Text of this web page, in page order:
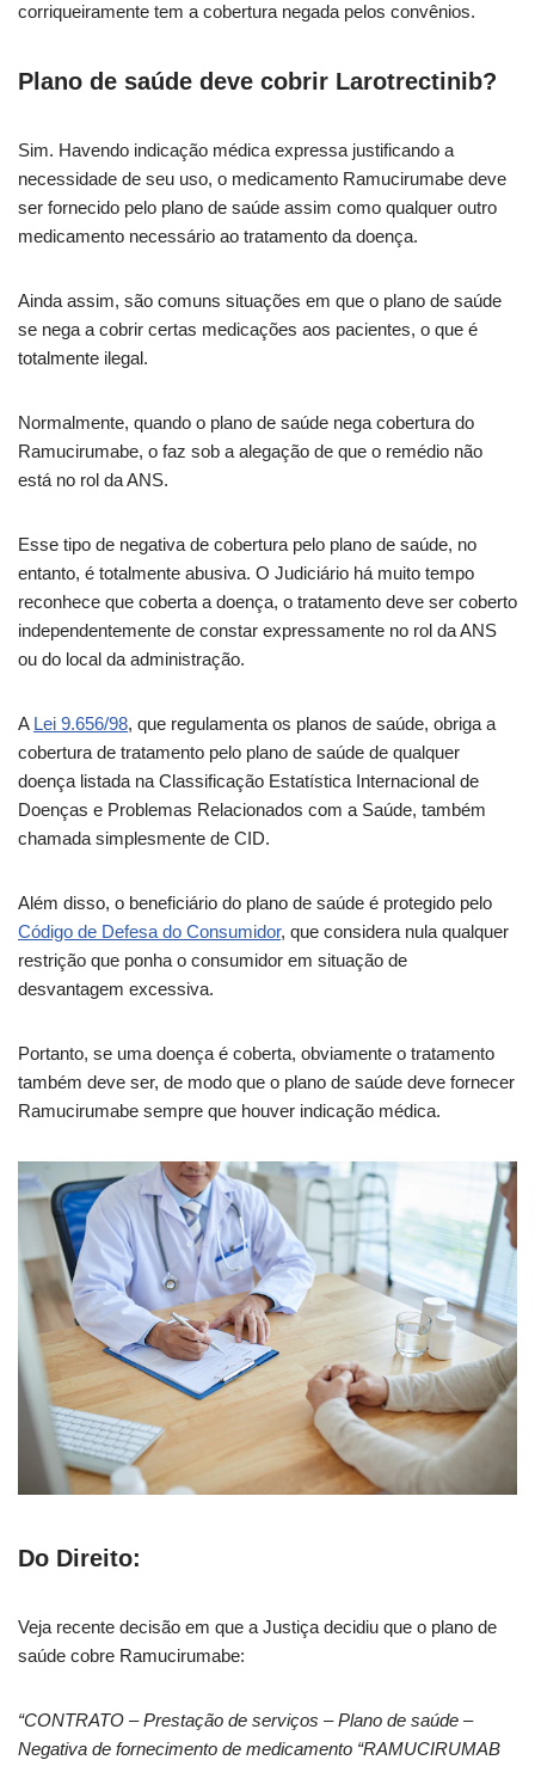
corriqueiramente tem a cobertura negada pelos convênios.
Plano de saúde deve cobrir Larotrectinib?
Sim. Havendo indicação médica expressa justificando a
necessidade de seu uso, o medicamento Ramucirumabe deve
ser fornecido pelo plano de saúde assim como qualquer outro
medicamento necessário ao tratamento da doença.
Ainda assim, são comuns situações em que o plano de saúde
se nega a cobrir certas medicações aos pacientes, o que é
totalmente ilegal.
Normalmente, quando o plano de saúde nega cobertura do
Ramucirumabe, o faz sob a alegação de que o remédio não
está no rol da ANS.
Esse tipo de negativa de cobertura pelo plano de saúde, no
entanto, é totalmente abusiva. O Judiciário há muito tempo
reconhece que coberta a doença, o tratamento deve ser coberto
independentemente de constar expressamente no rol da ANS
ou do local da administração.
A Lei 9.656/98, que regulamenta os planos de saúde, obriga a
cobertura de tratamento pelo plano de saúde de qualquer
doença listada na Classificação Estatística Internacional de
Doenças e Problemas Relacionados com a Saúde, também
chamada simplesmente de CID.
Além disso, o beneficiário do plano de saúde é protegido pelo
Código de Defesa do Consumidor, que considera nula qualquer
restrição que ponha o consumidor em situação de
desvantagem excessiva.
Portanto, se uma doença é coberta, obviamente o tratamento
também deve ser, de modo que o plano de saúde deve fornecer
Ramucirumabe sempre que houver indicação médica.
Do Direito:
Veja recente decisão em que a Justiça decidiu que o plano de
saúde cobre Ramucirumabe:
“CONTRATO – Prestação de serviços – Plano de saúde –
Negativa de fornecimento de medicamento “RAMUCIRUMAB